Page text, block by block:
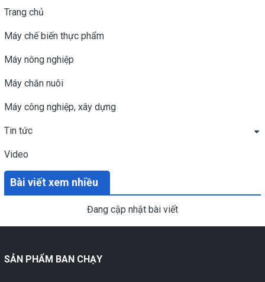
Trang chủ
Máy chế biến thực phẩm
Máy nông nghiệp
Máy chăn nuôi
Máy công nghiệp, xây dựng
Tin tức
Video
Bài viết xem nhiều
Đang cập nhật bài viết
SẢN PHẨM BAN CHẠY